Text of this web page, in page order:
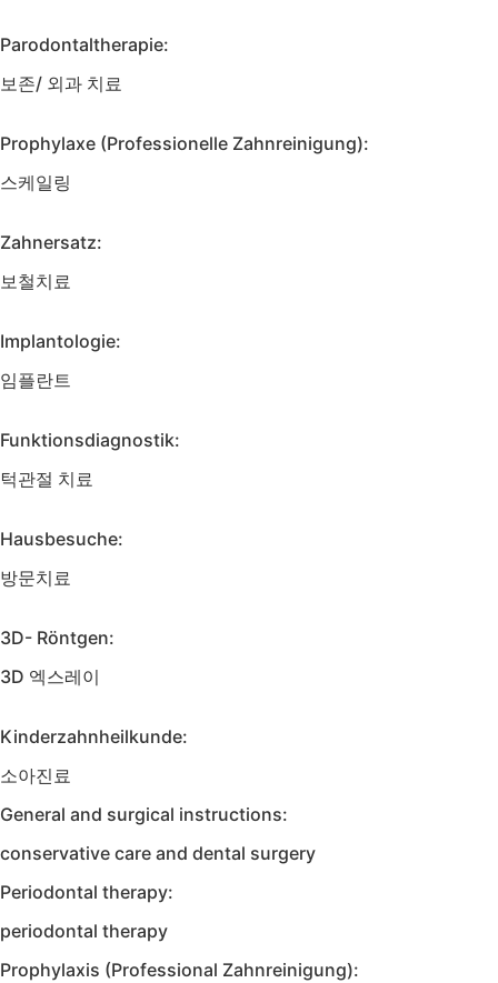
Parodontaltherapie:
보존/ 외과 치료
Prophylaxe (Professionelle Zahnreinigung):
스케일링
Zahnersatz:
보철치료
Implantologie:
임플란트
Funktionsdiagnostik:
턱관절 치료
Hausbesuche:
방문치료
3D- Röntgen:
3D 엑스레이
Kinderzahnheilkunde:
소아진료
General and surgical instructions:
conservative care and dental surgery
Periodontal therapy:
periodontal therapy
Prophylaxis (Professional Zahnreinigung):